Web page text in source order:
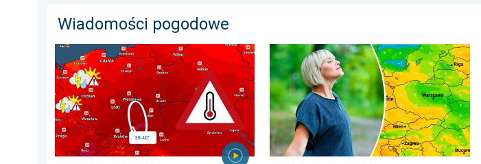
Wiadomości pogodowe
Nawet 40 stopni w cieniu i burze. Ekstremalnie gorąco. . . środa, 5 sierpnia 2026
Dlaczego powietrze jest dziś takie